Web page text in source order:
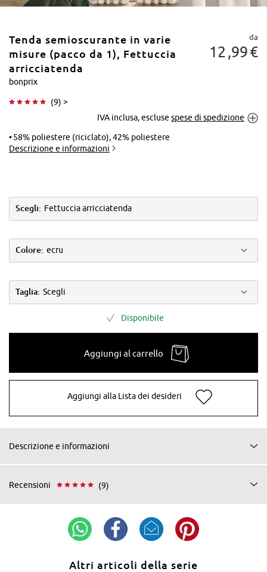
Tenda semioscurante in varie
misure (pacco da 1), Fettuccia
arricciatenda
bonprix
(9) >
da
12 99€
IVA inclusa, escluse spese di spedizione
58% poliestere (riciclato), 42% poliestere
Descrizione e informazioni
Scegli: Fettuccia arricciatenda
Colore: ecru
Taglia: Scegli
Disponibile
Aggiungi al carrello
Aggiungi alla Lista dei desideri
Descrizione e informazioni
Recensioni (9)
Altri articoli della serie